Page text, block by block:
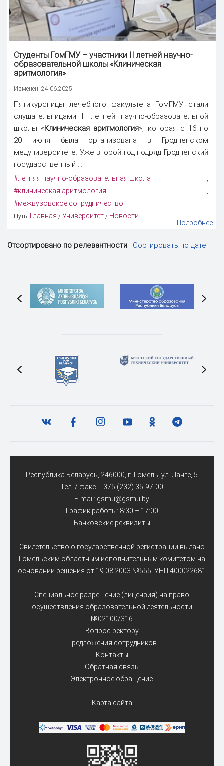
Студенты ГомГМУ – участники II летней научно-
образовательной школы «Клиническая
аритмология»
Изменен: 24.06.2025
Пятикурсницы лечебного факультета ГомГМУ стали
слушательницами II летней научно-образовательной
школы «Клиническая аритмология», которая с 16 по
20 июня была организована в Гродненском
медуниверситете. Уже второй год подряд Гродненский
государственный ...
#летняя научно-образовательная школа ,
#клиническая аритмология ,
#межвузовское сотрудничество
Путь: Главная / Университет / Новости
Подробнее
Отсортировано по релевантности Сортировать по дате
Республика Беларусь, 246000, г. Гомель, ул. Ланге, 5
Тел. / факс: +375 (232) 35-97-00
E-mail: gsmu@gsmu.by
График работы: 8:30 – 17:00
Банковские реквизиты
Свидетельство о государственной регистрации выдано
Гомельским областным исполнительным комитетом на
основании решения от 19.08.2003 №555. УНП 400022681
Специальное разрешение (лицензия) на право
осуществления образовательной деятельности
№02100/316
Вопрос ректору
Предложения сотрудников
Контакты
Обратная связь
Электронное обращение
Карта сайта